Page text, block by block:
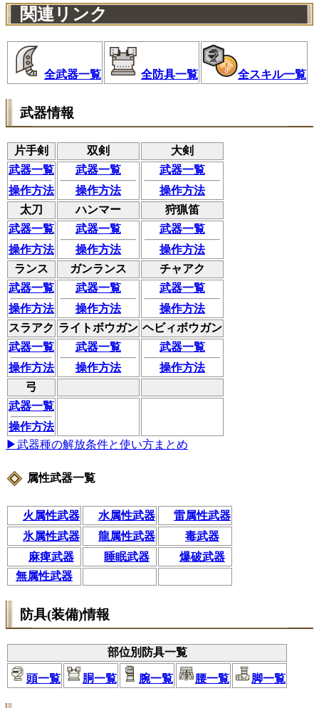
関連リンク
全武器一覧 全防具一覧 全スキル一覧
武器情報
片手剣 双剣
大剣
武器一覧
操作方法
武器一覧
操作方法
武器一覧
操作方法
太刀
ハンマー
狩猟笛
武器一覧
操作方法
武器一覧
操作方法
武器一覧
操作方法
ランス
ガンランス
チャアク
武器一覧
操作方法
武器一覧
操作方法
武器一覧
操作方法
スラアク ライトボウガン ヘビィボウガン
武器一覧
操作方法
武器一覧
操作方法
武器一覧
操作方法
弓
武器一覧
操作方法
▶武器種の解放条件と使い方まとめ
属性武器一覧
火属性武器 水属性武器
雷属性武器
氷属性武器
龍属性武器
毒武器
麻痺武器
睡眠武器
爆破武器
無属性武器
防具(装備)情報
部位別防具一覧
頭一覧 胴一覧 腕一覧 腰一覧 脚一覧